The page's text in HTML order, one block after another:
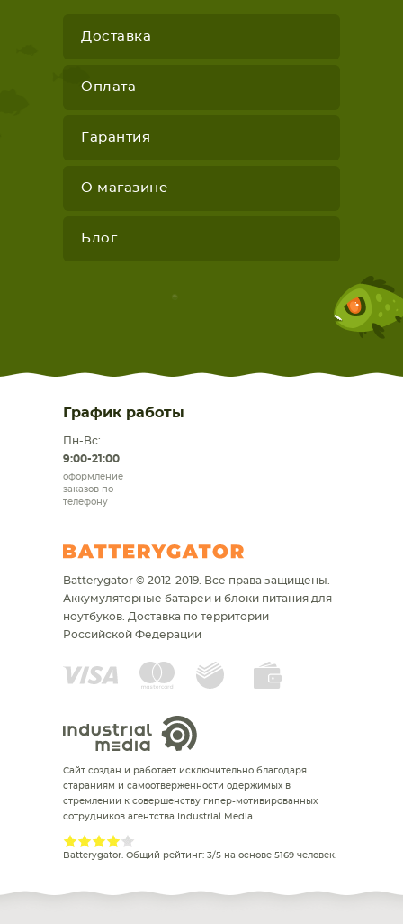
Доставка
Оплата
Гарантия
О магазине
Блог
График работы
Пн-Вс:
9:00-21:00
оформление
заказов по
телефону
Batterygator © 2012-2019. Все права защищены.
Аккумуляторные батареи и блоки питания для
ноутбуков. Доставка по территории
Российской Федерации
Сайт создан и работает исключительно благодаря
стараниям и самоотверженности одержимых в
стремлении к совершенству гипер-мотивированных
сотрудников агентства Industrial Media
Batterygator. Общий рейтинг: 3/5 на основе 5169 человек.